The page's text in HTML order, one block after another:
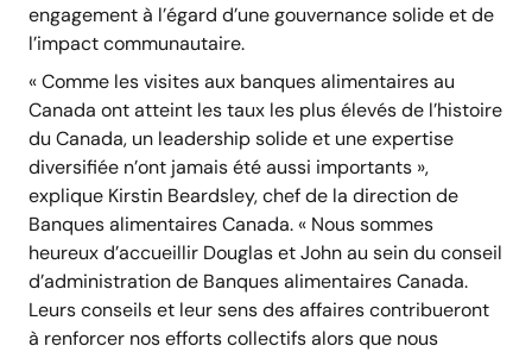
engagement à l’égard d’une gouvernance solide et de
l’impact communautaire.
« Comme les visites aux banques alimentaires au
Canada ont atteint les taux les plus élevés de l’histoire
du Canada, un leadership solide et une expertise
diversifiée n’ont jamais été aussi importants »,
explique Kirstin Beardsley, chef de la direction de
Banques alimentaires Canada. « Nous sommes
heureux d’accueillir Douglas et John au sein du conseil
d’administration de Banques alimentaires Canada.
Leurs conseils et leur sens des affaires contribueront
à renforcer nos efforts collectifs alors que nous